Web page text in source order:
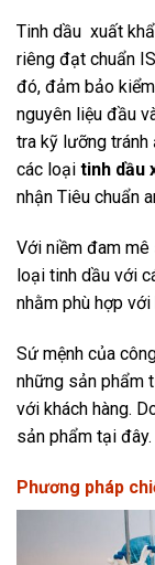
Tinh dầu xuất
riêng đạt chuẩn
đó, đảm bảo
nguyên liệu đầu
tra kỹ lưỡng tránh
các loại tinh dầu
nhận Tiêu chuẩn
Với niềm đam mê
loại tinh dầu với
nhằm phù hợp
Sứ mệnh của
những sản phẩm
với khách hàng.
sản phẩm tại đây.
Phương pháp